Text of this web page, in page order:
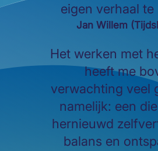
eigen verhaal te
Jan Willem
Het werken met
heeft me
verwachting veel
namelijk: een
hernieuwd
balans en